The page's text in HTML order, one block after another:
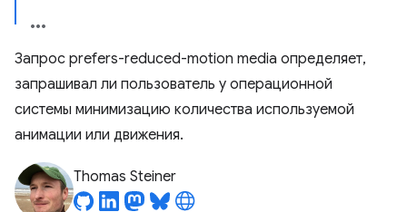
Запрос prefers-reduced-motion media определяет,
запрашивал ли пользователь у операционной
системы минимизацию количества используемой
анимации или движения.
Thomas Steiner